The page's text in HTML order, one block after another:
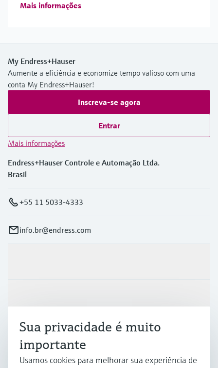
Mais informações
My Endress+Hauser
Aumente a eficiência e economize tempo valioso com uma
conta My Endress+Hauser!
Inscreva-se agora
Entrar
Mais informações
Endress+Hauser Controle e Automação Ltda.
Brasil
+55 11 5033-4333
info.br@endress.com
Suporte
Sua privacidade é muito
importante
Usamos cookies para melhorar sua experiência de